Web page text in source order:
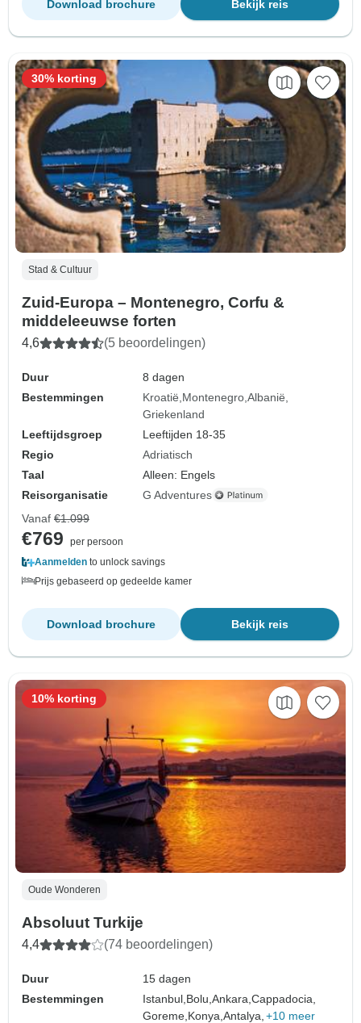
Bekijk reis
Download brochure
Stad & Cultuur
Zuid-Europa – Montenegro, Corfu &
middeleeuwse forten
4,6 (5 beoordelingen)
Duur
8 dagen
Bestemmingen
Kroatië Montenegro Albanië
Griekenland
Leeftijdsgroep
Leeftijden 18-35
Regio
Adriatisch
Taal
Alleen: Engels
Reisorganisatie
G Adventures
30% korting
Vanaf €1.099
€769
per persoon
Aanmelden to unlock savings
Prijs gebaseerd op gedeelde kamer
Bekijk reis
Download brochure
Oude Wonderen
Absoluut Turkije
4,4 (74 beoordelingen)
Duur
15 dagen
Bestemmingen
Istanbul, Bolu,Ankara,Cappadocia,
Goreme, Konya,Antalya, +10 meer
10% korting